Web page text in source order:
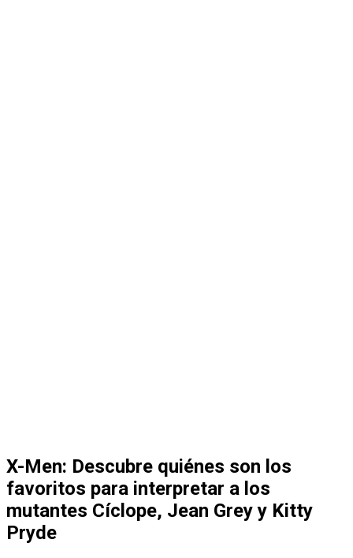
X-Men: Descubre quiénes son los
favoritos para interpretar a los
mutantes Cíclope, Jean Grey y Kitty
Pryde